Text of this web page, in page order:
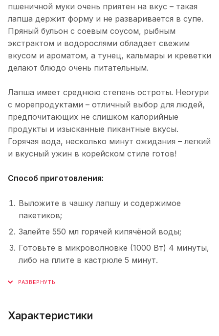
пшеничной муки очень приятен на вкус – такая
лапша держит форму и не разваривается в супе.
Пряный бульон с соевым соусом, рыбным
экстрактом и водорослями обладает свежим
вкусом и ароматом, а тунец, кальмары и креветки
делают блюдо очень питательным.
Лапша имеет среднюю степень остроты. Неогури
с морепродуктами – отличный выбор для людей,
предпочитающих не слишком калорийные
продукты и изысканные пикантные вкусы.
Горячая вода, несколько минут ожидания – легкий
и вкусный ужин в корейском стиле готов!
Способ приготовления:
Выложите в чашку лапшу и содержимое
пакетиков;
Залейте 550 мл горячей кипячёной воды;
Готовьте в микроволновке (1000 Вт) 4 минуты,
либо на плите в кастрюле 5 минут.
Характеристики